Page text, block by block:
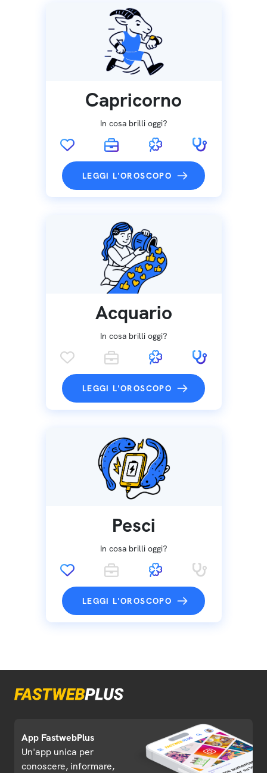
Capricorno
In cosa brilli oggi?
LEGGI L'OROSCOPO
Acquario
In cosa brilli oggi?
LEGGI L'OROSCOPO
Pesci
In cosa brilli oggi?
LEGGI L'OROSCOPO
App FastwebPlus
Un'app unica per
conoscere, informare,